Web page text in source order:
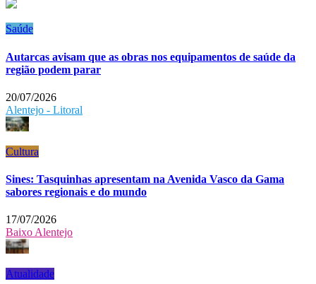
Saúde
Autarcas avisam que as obras nos equipamentos de saúde da
região podem parar
20/07/2026
Alentejo - Litoral
Cultura
Sines: Tasquinhas apresentam na Avenida Vasco da Gama
sabores regionais e do mundo
17/07/2026
Baixo Alentejo
Atualidade